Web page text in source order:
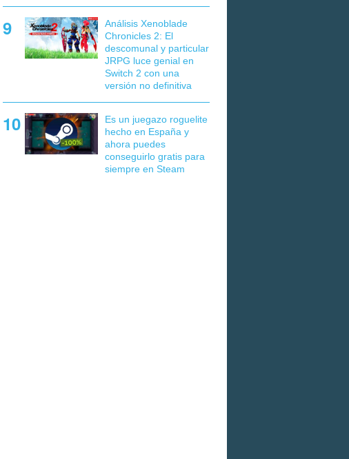
Análisis Xenoblade
Chronicles 2: El
descomunal y particular
JRPG luce genial en
Switch 2 con una
versión no definitiva
Es un juegazo roguelite
hecho en España y
ahora puedes
conseguirlo gratis para
siempre en Steam